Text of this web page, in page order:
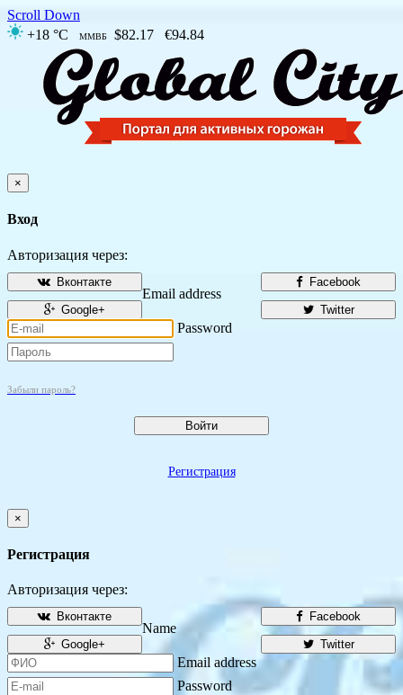
Scroll Down
+18 °C
ММВБ $82.17 €94.84
×
Вход
Авторизация через:
Facebook
Вконтакте
Twitter
Google+
Email address
Password
Забыли пароль?
Войти
Регистрация
×
Регистрация
Авторизация через:
Facebook
Вконтакте
Twitter
Google+
Name
Email address
Password